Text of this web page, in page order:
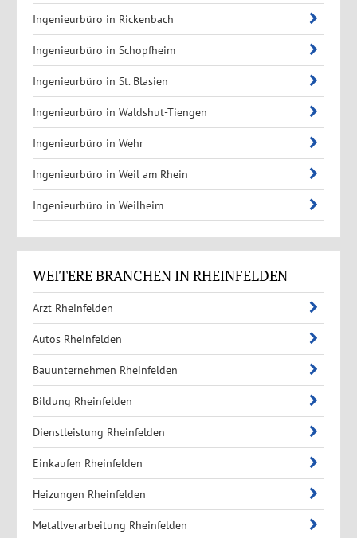
Ingenieurbüro in Rickenbach
Ingenieurbüro in Schopfheim
Ingenieurbüro in St. Blasien
Ingenieurbüro in Waldshut-Tiengen
Ingenieurbüro in Wehr
Ingenieurbüro in Weil am Rhein
Ingenieurbüro in Weilheim
WEITERE BRANCHEN IN RHEINFELDEN
Arzt Rheinfelden
Autos Rheinfelden
Bauunternehmen Rheinfelden
Bildung Rheinfelden
Dienstleistung Rheinfelden
Einkaufen Rheinfelden
Heizungen Rheinfelden
Metallverarbeitung Rheinfelden